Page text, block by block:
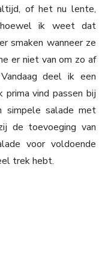
of het nu lente,
ik weet dat
smaken wanneer ze
er niet van om zo af
Vandaag deel ik een
vind passen bij
simpele salade met
de toevoeging van
voor voldoende
trek hebt.